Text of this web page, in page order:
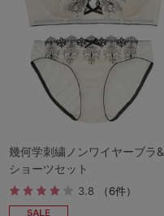
幾何学刺繍ノンワイヤーブラ&
ショーツセット
3.8 （6件）